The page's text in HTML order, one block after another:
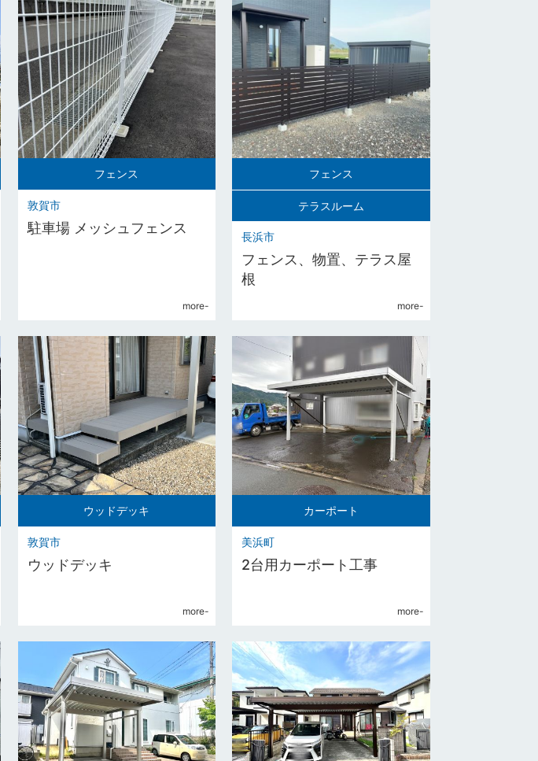
フェンス
敦賀市
駐車場 メッシュフェンス
フェンス
テラスルーム
長浜市
フェンス、物置、テラス屋
根
ウッドデッキ
敦賀市
ウッドデッキ
カーポート
美浜町
2台用カーポート工事